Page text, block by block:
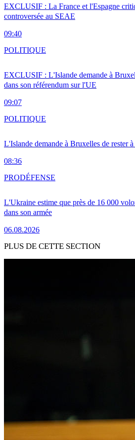
EXCLUSIF : La France et l'Espagne
controversée au SEAE
09:40
EXCLUSIF : L'Islande demande à
dans son référendum sur l'UE
09:07
POLITIQUE
L'Islande demande à Bruxelles de rester
08:36
POLITIQUE
L'Ukraine estime que près de 16 000
dans son armée
06.08.2026
PRODÉFENSE
PLUS DE CETTE SECTION